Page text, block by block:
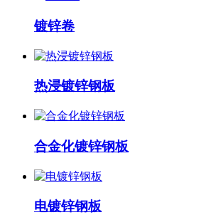
镀锌卷
热浸镀锌钢板
合金化镀锌钢板
电镀锌钢板